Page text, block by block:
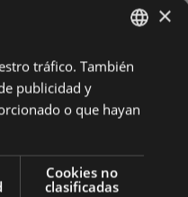
BASQUE
×
tráfico. También
publicidad y
o que hayan
Cookies no
clasificadas